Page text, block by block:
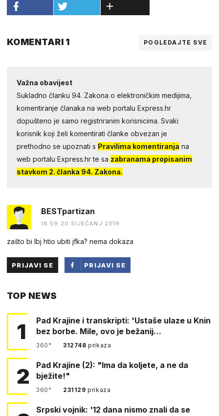
KOMENTARI 1 POGLEDAJTE SVE
Važna obavijest
Sukladno članku 94. Zakona o elektroničkim medijima,
komentiranje članaka na web portalu Express.hr
dopušteno je samo registriranim korisnicima. Svaki
korisnik koji želi komentirati članke obvezan je
prethodno se upoznati s Pravilima komentiranja na
web portalu Express.hr te sa zabranama propisanim
stavkom 2. članka 94. Zakona.
BESTpartizan
18:59 20.SIJEČANJ 2019.
zašto bi lbj htio ubiti jfka? nema dokaza
PRIJAVI SE
PRIJAVI SE
TOP NEWS
1
Pad Krajine i transkripti: 'Ustaše ulaze u Knin
bez borbe. Mile, ovo je bežanij…
360° 312748prikaza
2
Pad Krajine (2): "Ima da koljete, a ne da
bježite!"
360° 231129prikaza
Srpski vojnik: '12 dana nismo znali da se